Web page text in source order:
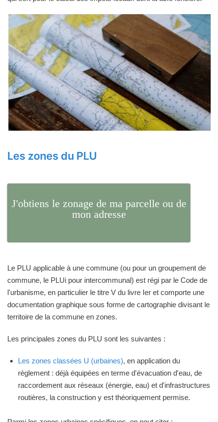
Les zones du PLU
J'obtiens le zonage de ma parcelle ou de
mon adresse
Le PLU applicable à une commune (ou pour un groupement de
commune, le PLUi pour intercommunal) est régi par le Code de
l'urbanisme, en particulier le titre V du livre Ier et comporte une
documentation graphique sous forme de cartographie divisant le
territoire de la commune en zones.
Les principales zones du PLU sont les suivantes :
Les zones classées U (urbaines), en application du
règlement : déjà équipées en terme d'évacuation d'eau, de
raccordement aux réseaux (énergie, eau) et d'infrastructures
routières, la construction y est théoriquement permise.